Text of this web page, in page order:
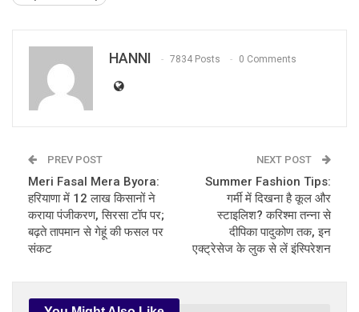
HANNI 7834 Posts 0 Comments
PREV POST
Meri Fasal Mera Byora:
हरियाणा में 12 लाख किसानों ने
कराया पंजीकरण, सिरसा टॉप पर;
बढ़ते तापमान से गेहूं की फसल पर
संकट
NEXT POST
Summer Fashion Tips:
गर्मी में दिखना है कूल और
स्टाइलिश? करिश्मा तन्ना से
दीपिका पादुकोण तक, इन
एक्ट्रेसेज के लुक से लें इंस्पिरेशन